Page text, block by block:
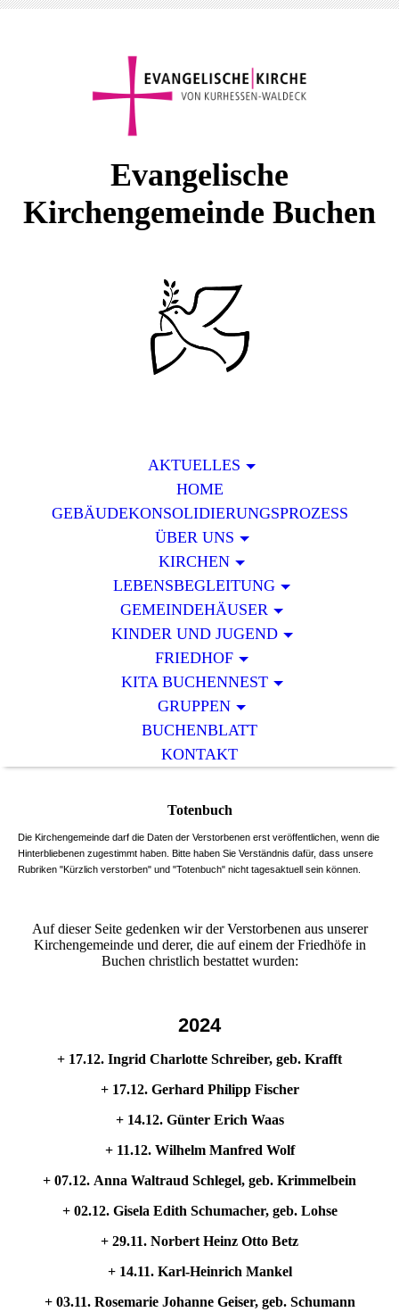
Evangelische
Kirchengemeinde Buchen
AKTUELLES
HOME
GEBÄUDEKONSOLIDIERUNGSPROZESS
ÜBER UNS
KIRCHEN
LEBENSBEGLEITUNG
GEMEINDEHÄUSER
KINDER UND JUGEND
FRIEDHOF
KITA BUCHENNEST
GRUPPEN
BUCHENBLATT
KONTAKT
Totenbuch
Die Kirchengemeinde darf die Daten der Verstorbenen erst veröffentlichen, wenn die
Hinterbliebenen zugestimmt haben. Bitte haben Sie Verständnis dafür, dass unsere
Rubriken "Kürzlich verstorben" und "Totenbuch" nicht tagesaktuell sein können.
Auf dieser Seite gedenken wir der Verstorbenen aus unserer
Kirchengemeinde und derer, die auf einem der Friedhöfe in
Buchen christlich bestattet wurden:
2024
+ 17.12. Ingrid Charlotte Schreiber, geb. Krafft
+ 17.12. Gerhard Philipp Fischer
+ 14.12. Günter Erich Waas
+ 11.12. Wilhelm Manfred Wolf
+ 07.12. Anna Waltraud Schlegel, geb. Krimmelbein
+ 02.12. Gisela Edith Schumacher, geb. Lohse
+ 29.11. Norbert Heinz Otto Betz
+ 14.11. Karl-Heinrich Mankel
+ 03.11. Rosemarie Johanne Geiser, geb. Schumann